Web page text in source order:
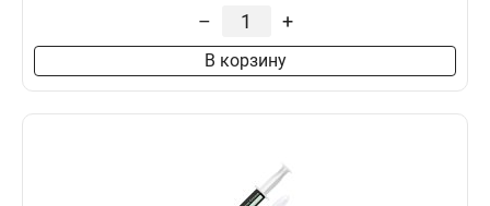
– +
В корзину